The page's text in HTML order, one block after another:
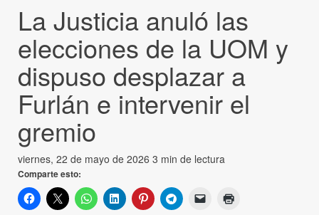
La Justicia anuló las
elecciones de la UOM y
dispuso desplazar a
Furlán e intervenir el
gremio
viernes, 22 de mayo de 2026 3 min de lectura
Comparte esto: